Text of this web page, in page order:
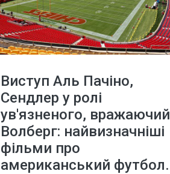
Виступ Аль Пачіно,
Сендлер у ролі
ув'язненого, вражаючий
Волберг: найвизначніші
фільми про
американський футбол.